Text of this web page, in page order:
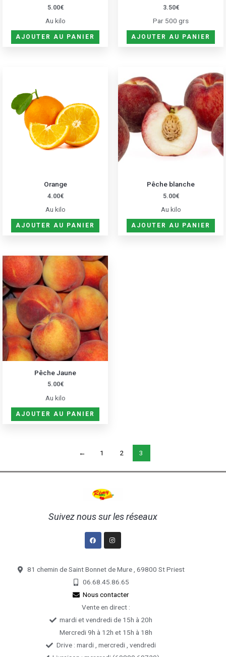
5.00€
Au kilo
AJOUTER AU PANIER
3.50€
Par 500 grs
AJOUTER AU PANIER
Orange
4.00€
Au kilo
AJOUTER AU PANIER
Pêche blanche
5.00€
Au kilo
AJOUTER AU PANIER
Pêche Jaune
5.00€
Au kilo
AJOUTER AU PANIER
← 1 2 3
Suivez nous sur les réseaux
FacebookInstagram
81 chemin de Saint Bonnet de Mure , 69800 St Priest
06.68.45.86.65
Nous contacter
Vente en direct :
mardi et vendredi de 15h à 20h
Mercredi 9h à 12h et 15h à 18h
Drive : mardi , mercredi , vendredi